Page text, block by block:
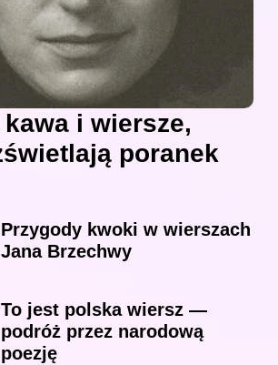
i wiersze,
poranek
Przygody kwoki w wierszach
Jana Brzechwy
To jest polska wiersz —
podróż przez narodową
poezję